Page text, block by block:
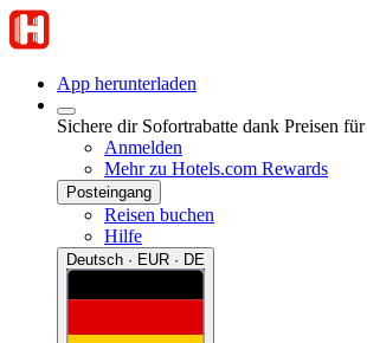
App herunterladen
Sichere dir Sofortrabatte dank Preisen
Anmelden
Mehr zu Hotels.com Rewards
Posteingang
Reisen buchen
Hilfe
Deutsch · EUR · DE